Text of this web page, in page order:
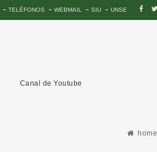
TELÉFONOS WEBMAIL SIU UNSE
Canal de Youtube
home